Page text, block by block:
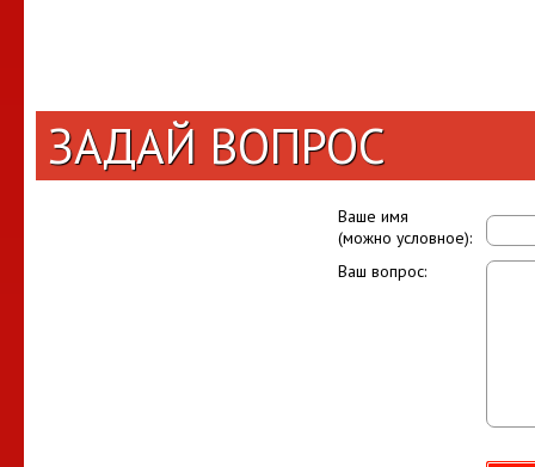
ЗАДАЙ ВОПРОС
Ваше имя
(можно условное):
Ваш вопрос: